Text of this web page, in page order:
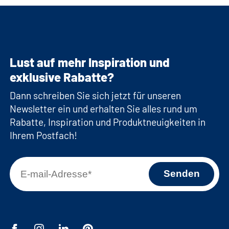
Lust auf mehr Inspiration und
exklusive Rabatte?
Dann schreiben Sie sich jetzt für unseren
Newsletter ein und erhalten Sie alles rund um
Rabatte, Inspiration und Produktneuigkeiten in
Ihrem Postfach!